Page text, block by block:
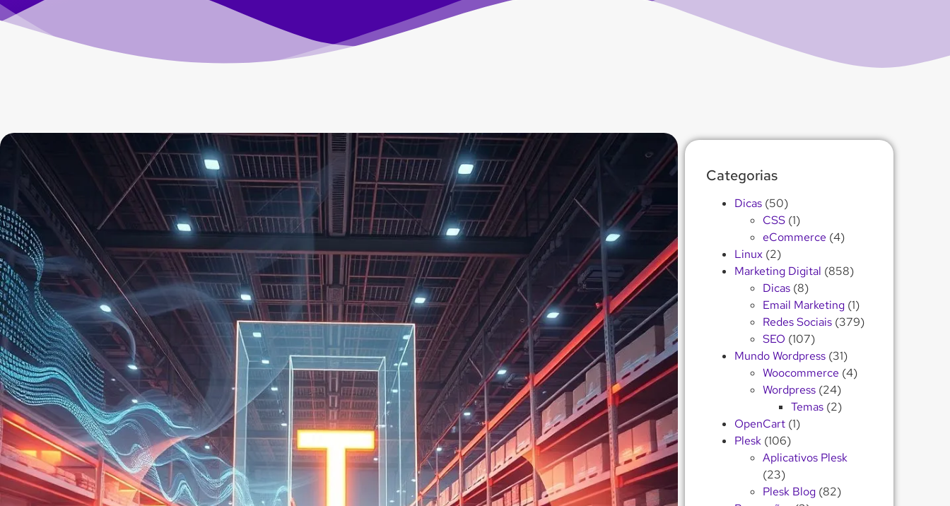
Categorias
Dicas (50)
CSS (1)
eCommerce (4)
Linux (2)
Marketing Digital (858)
Dicas (8)
Email Marketing (1)
Redes Sociais (379)
SEO (107)
Mundo Wordpress (31)
Woocommerce (4)
Wordpress (24)
Temas (2)
OpenCart (1)
Plesk (106)
Aplicativos Plesk
(23)
Plesk Blog (82)